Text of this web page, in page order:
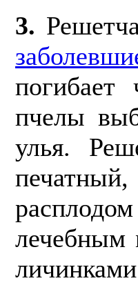
3.
погибает
пчелы
улья.
лечебным